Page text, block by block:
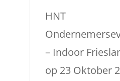
HNT
– Indoor
op 23 Oktober